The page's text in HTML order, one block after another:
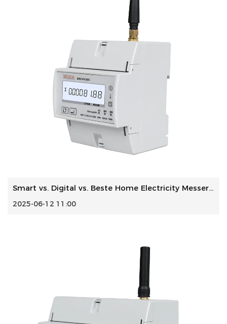
Smart vs. Digital vs. Beste Home Electricity Messern: Ein ...
2025-06-12 11:00